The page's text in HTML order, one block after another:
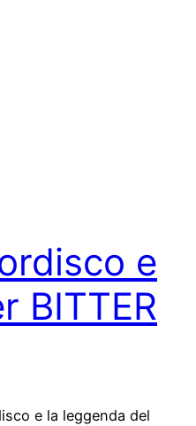
e
BITTER
e la leggenda del